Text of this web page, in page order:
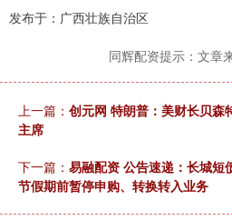
发布于：广西壮族自治区
同辉配资提示：文章
上一篇： 创元网 特朗普：美财长贝森
主席
下一篇： 易融配资 公告速递：长城短
节假期前暂停申购、转换转入业务